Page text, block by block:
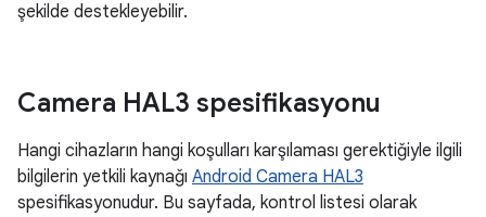
şekilde destekleyebilir.
Camera HAL3 spesifikasyonu
Hangi cihazların hangi koşulları karşılaması gerektiğiyle ilgili
bilgilerin yetkili kaynağı Android Camera HAL3
spesifikasyonudur. Bu sayfada, kontrol listesi olarak